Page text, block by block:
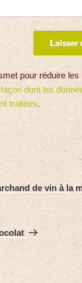
pour réduire les
dont les
traitées.
de vin à la